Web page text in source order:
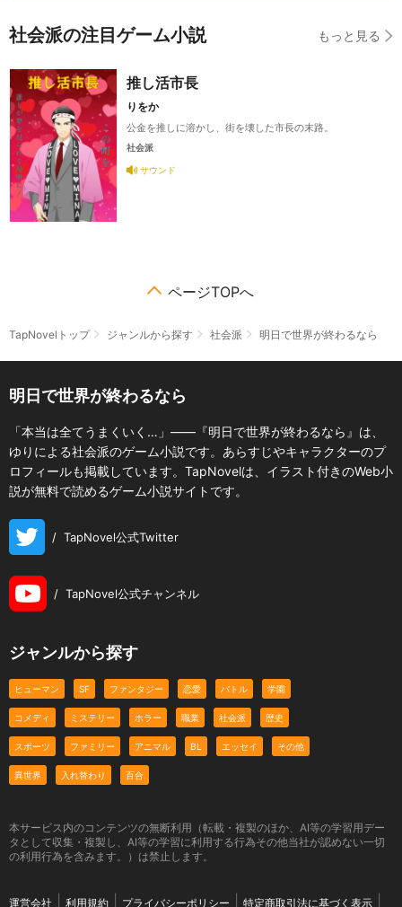
社会派の注目ゲーム小説 もっと見る
推し活市長
りをか
公金を推しに溶かし、街を壊した市長の末路。
社会派
サウンド
ページTOPへ
TapNovelトップ ジャンルから探す 社会派 明日で世界が終わるなら
明日で世界が終わるなら
「本当は全てうまくいく…」――『明日で世界が終わるなら』は、
ゆりによる社会派のゲーム小説です。あらすじやキャラクターのプ
ロフィールも掲載しています。TapNovelは、イラスト付きのWeb小
説が無料で読めるゲーム小説サイトです。
/ TapNovel公式Twitter
/ TapNovel公式チャンネル
ジャンルから探す
ヒューマン SF ファンタジー 恋愛 バトル 学園
コメディ ミステリー ホラー 職業 社会派 歴史
スポーツ ファミリー アニマル BL エッセイ その他
異世界 入れ替わり 百合
本サービス内のコンテンツの無断利用（転載・複製のほか、AI等の学習用デー
タとして収集・複製し、AI等の学習に利用する行為その他当社が認めない一切
の利用行為を含みます。）は禁止します。
運営会社 利用規約 プライバシーポリシー 特定商取引法に基づく表示